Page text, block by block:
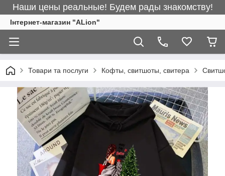
Наши цены реальные! Будем рады знакомству!
Інтернет-магазин "ALіon"
Товари та послуги Кофты, свитшоты, свитера